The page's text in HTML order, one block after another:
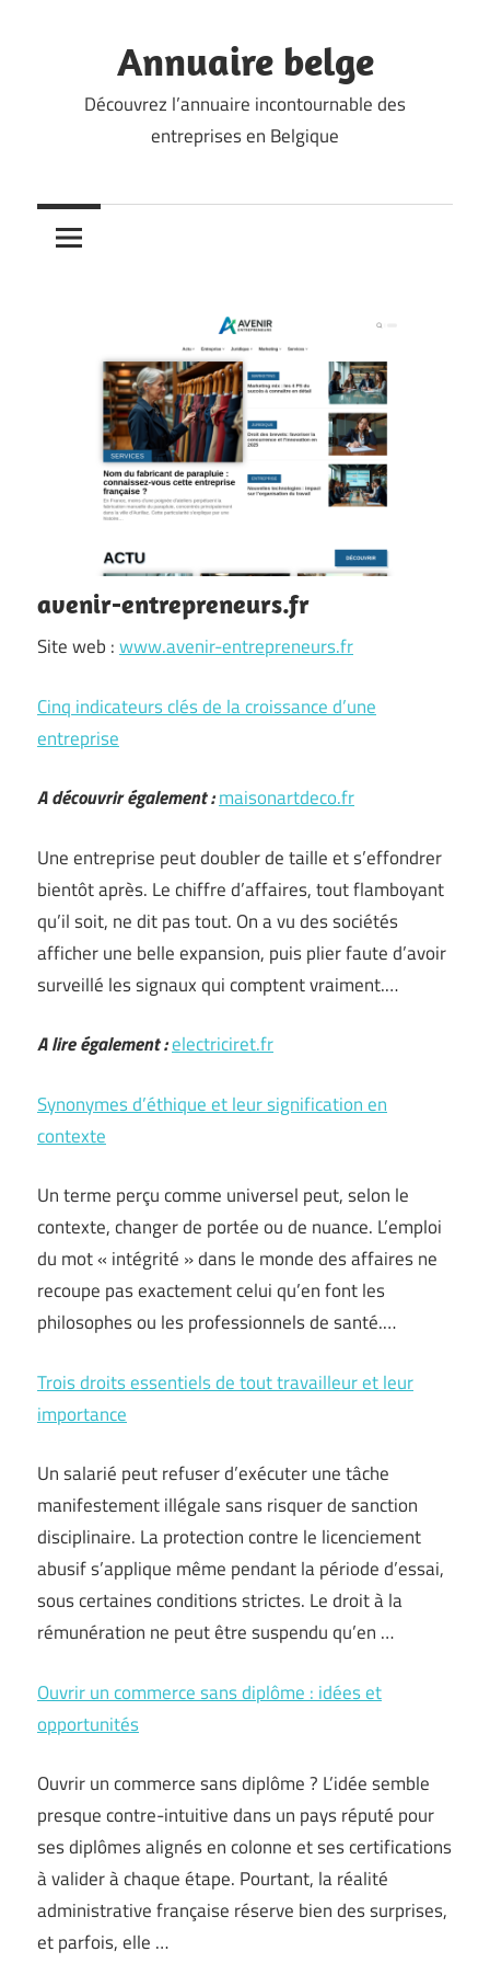
Annuaire belge
Découvrez l’annuaire incontournable des
entreprises en Belgique
avenir-entrepreneurs.fr
Site web :www.avenir-entrepreneurs.fr
Cinq indicateurs clés de la croissance d’une
entreprise
A découvrir également :maisonartdeco.fr
Une entreprise peut doubler de taille et s’effondrer
bientôt après. Le chiffre d’affaires, tout flamboyant
qu’il soit, ne dit pas tout. On a vu des sociétés
afficher une belle expansion, puis plier faute d’avoir
surveillé les signaux qui comptent vraiment.…
A lire également :electriciret.fr
Synonymes d’éthique et leur signification en
contexte
Un terme perçu comme universel peut, selon le
contexte, changer de portée ou de nuance. L’emploi
du mot « intégrité » dans le monde des affaires ne
recoupe pas exactement celui qu’en font les
philosophes ou les professionnels de santé.…
Trois droits essentiels de tout travailleur et leur
importance
Un salarié peut refuser d’exécuter une tâche
manifestement illégale sans risquer de sanction
disciplinaire. La protection contre le licenciement
abusif s’applique même pendant la période d’essai,
sous certaines conditions strictes. Le droit à la
rémunération ne peut être suspendu qu’en …
Ouvrir un commerce sans diplôme : idées et
opportunités
Ouvrir un commerce sans diplôme ? L’idée semble
presque contre-intuitive dans un pays réputé pour
ses diplômes alignés en colonne et ses certifications
à valider à chaque étape. Pourtant, la réalité
administrative française réserve bien des surprises,
et parfois, elle …